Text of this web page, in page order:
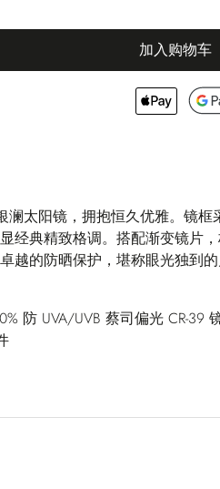
加入购物车
澜太阳镜，拥抱恒久优雅。镜
经典精致格调。搭配渐变镜片
越的防晒保护，堪称眼光独到的
防 UVA/UVB 蔡司偏光 CR-39